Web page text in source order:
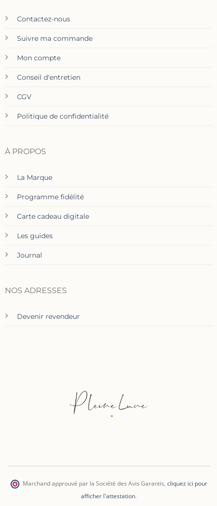
Contactez-nous
Suivre ma commande
Mon compte
Conseil d'entretien
CGV
Politique de confidentialité
À PROPOS
La Marque
Programme fidélité
Carte cadeau digitale
Les guides
Journal
NOS ADRESSES
Devenir revendeur
Marchand approuvé par la Société des Avis Garantis, cliquez ici pour
afficher l'attestation.